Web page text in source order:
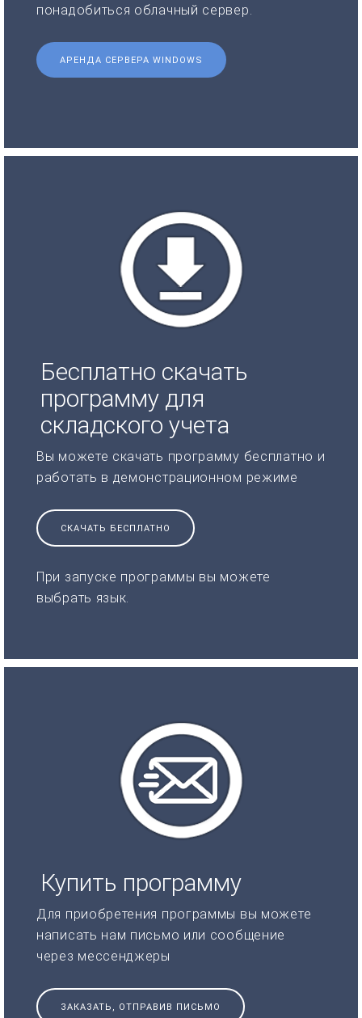
понадобиться облачный сервер.
АРЕНДА СЕРВЕРА WINDOWS
Бесплатно скачать
программу для
складского учета
Вы можете скачать программу бесплатно и
работать в демонстрационном режиме
СКАЧАТЬ БЕСПЛАТНО
При запуске программы вы можете
выбрать язык.
Купить программу
Для приобретения программы вы можете
написать нам письмо или сообщение
через мессенджеры
ЗАКАЗАТЬ, ОТПРАВИВ ПИСЬМО